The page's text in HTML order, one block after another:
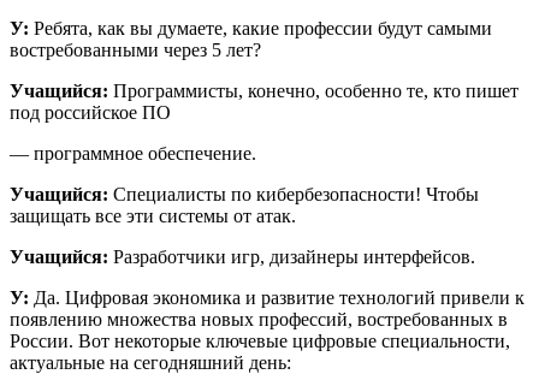
У: Ребята, как вы думаете, какие профессии будут самыми
востребованными через 5 лет?
Учащийся: Программисты, конечно, особенно те, кто пишет
под российское ПО
— программное обеспечение.
Учащийся: Специалисты по кибербезопасности! Чтобы
защищать все эти системы от атак.
Учащийся: Разработчики игр, дизайнеры интерфейсов.
У: Да. Цифровая экономика и развитие технологий привели к
появлению множества новых профессий, востребованных в
России. Вот некоторые ключевые цифровые специальности,
актуальные на сегодняшний день: